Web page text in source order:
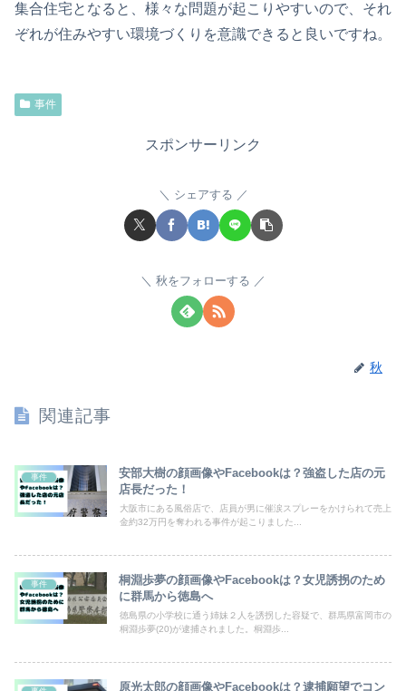
集合住宅となると、様々な問題が起こりやすいので、それ
ぞれが住みやすい環境づくりを意識できると良いですね。
事件
スポンサーリンク
シェアする
秋をフォローする
秋
関連記事
事件
安部大樹の顔画像やFacebookは？強盗した店の元
店長だった！
大阪市にある風俗店で、店員が男に催涙スプレーをかけられて売上
金約32万円を奪われる事件が起こりました...
事件
桐淵歩夢の顔画像やFacebookは？女児誘拐のため
に群馬から徳島へ
徳島県の小学校に通う姉妹２人を誘拐した容疑で、群馬県富岡市の
桐淵歩夢(20)が逮捕されました。桐淵歩...
原光太郎の顔画像やFacebookは？逮捕願望でコン